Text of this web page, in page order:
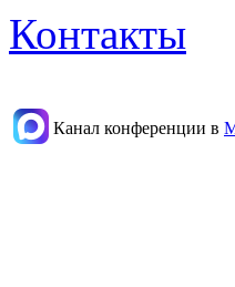
Контакты
Канал конференции в